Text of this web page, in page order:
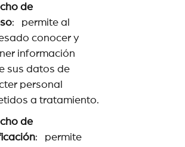
de
: permite al
conocer y
información
sus datos de
personal
a tratamiento.
de
: permite